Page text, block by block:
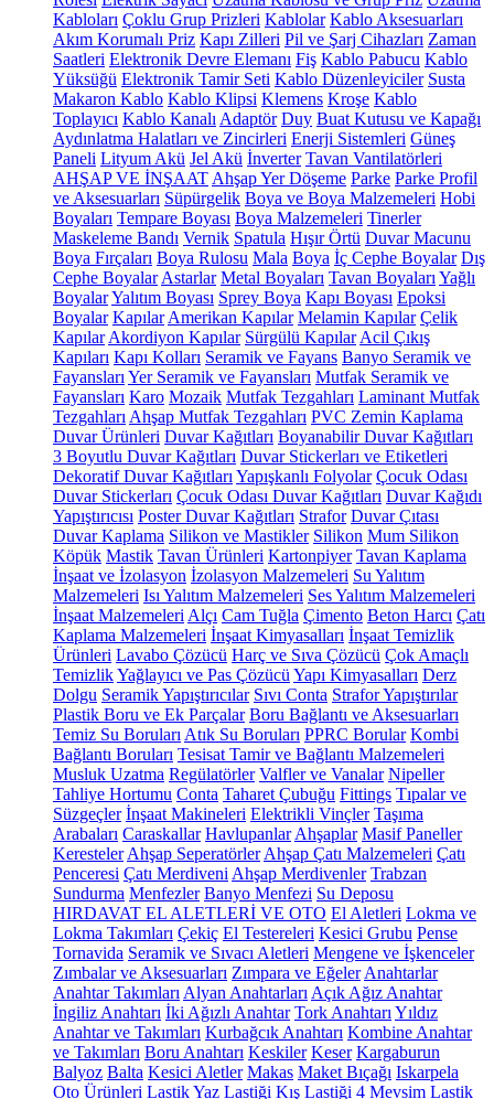
Kabloları Çoklu Grup Prizleri Kablolar Kablo Aksesuarları
Akım Korumalı Priz Kapı Zilleri Pil ve Şarj Cihazları Zaman
Saatleri Elektronik Devre Elemanı Fiş Kablo Pabucu Kablo
Yüksüğü Elektronik Tamir Seti Kablo Düzenleyiciler Susta
Makaron Kablo Kablo Klipsi Klemens Kroşe Kablo
Toplayıcı Kablo Kanalı Adaptör Duy Buat Kutusu ve Kapağı
Aydınlatma Halatları ve Zincirleri Enerji Sistemleri Güneş
Paneli Lityum Akü Jel Akü İnverter Tavan Vantilatörleri
AHŞAP VE İNŞAAT Ahşap Yer Döşeme Parke Parke Profil
ve Aksesuarları Süpürgelik Boya ve Boya Malzemeleri Hobi
Boyaları Tempare Boyası Boya Malzemeleri Tinerler
Maskeleme Bandı Vernik Spatula Hışır Örtü Duvar Macunu
Boya Fırçaları Boya Rulosu Mala Boya İç Cephe Boyalar Dış
Cephe Boyalar Astarlar Metal Boyaları Tavan Boyaları Yağlı
BoyalarYalıtım Boyası Sprey Boya Kapı Boyası Epoksi
Boyalar Kapılar Amerikan Kapılar Melamin Kapılar Çelik
Kapılar Akordiyon Kapılar Sürgülü Kapılar Acil Çıkış
Kapıları Kapı Kolları Seramik ve Fayans Banyo Seramik ve
Fayansları Yer Seramik ve Fayansları Mutfak Seramik ve
Fayansları Karo Mozaik Mutfak Tezgahları Laminant Mutfak
Tezgahları Ahşap Mutfak Tezgahları PVC Zemin Kaplama
Duvar Ürünleri Duvar Kağıtları Boyanabilir Duvar Kağıtları
3 Boyutlu Duvar Kağıtları Duvar Stickerları ve Etiketleri
Dekoratif Duvar Kağıtları Yapışkanlı Folyolar Çocuk Odası
Duvar Stickerları Çocuk Odası Duvar Kağıtları Duvar Kağıdı
Yapıştırıcısı Poster Duvar Kağıtları Strafor Duvar Çıtası
Duvar Kaplama Silikon ve Mastikler Silikon Mum Silikon
Köpük Mastik Tavan Ürünleri Kartonpiyer Tavan Kaplama
İnşaat ve İzolasyon İzolasyon Malzemeleri Su Yalıtım
Malzemeleri Isı Yalıtım Malzemeleri Ses Yalıtım Malzemeleri
İnşaat Malzemeleri Alçı Cam Tuğla Çimento Beton Harcı Çatı
Kaplama Malzemeleri İnşaat Kimyasalları İnşaat Temizlik
Ürünleri Lavabo Çözücü Harç ve Sıva Çözücü Çok Amaçlı
TemizlikYağlayıcı ve Pas Çözücü Yapı Kimyasalları Derz
Dolgu Seramik Yapıştırıcılar Sıvı Conta Strafor Yapıştırılar
Plastik Boru ve Ek Parçalar Boru Bağlantı ve Aksesuarları
Temiz Su Boruları Atık Su Boruları PPRC Borular Kombi
Bağlantı Boruları Tesisat Tamir ve Bağlantı Malzemeleri
Musluk Uzatma Regülatörler Valfler ve Vanalar Nipeller
Tahliye Hortumu Conta Taharet Çubuğu Fittings Tıpalar ve
Süzgeçler İnşaat Makineleri Elektrikli Vinçler Taşıma
Arabaları Caraskallar Havlupanlar Ahşaplar Masif Paneller
Keresteler Ahşap Seperatörler Ahşap Çatı Malzemeleri Çatı
Penceresi Çatı Merdiveni Ahşap Merdivenler Trabzan
Sundurma Menfezler Banyo Menfezi Su Deposu
HIRDAVAT EL ALETLERİ VE OTO El Aletleri Lokma ve
Lokma Takımları Çekiç El Testereleri Kesici Grubu Pense
Tornavida Seramik ve Sıvacı Aletleri Mengene ve İşkenceler
Zımbalar ve Aksesuarları Zımpara ve Eğeler Anahtarlar
Anahtar Takımları Alyan Anahtarları Açık Ağız Anahtar
İngiliz Anahtarı İki Ağızlı Anahtar Tork Anahtarı Yıldız
Anahtar ve Takımları Kurbağcık Anahtarı Kombine Anahtar
ve Takımları Boru Anahtarı Keskiler Keser Kargaburun
Balyoz Balta Kesici Aletler Makas Maket Bıçağı Iskarpela
Oto Ürünleri LastikYaz Lastiği Kış Lastiği 4 Mevsim Lastik